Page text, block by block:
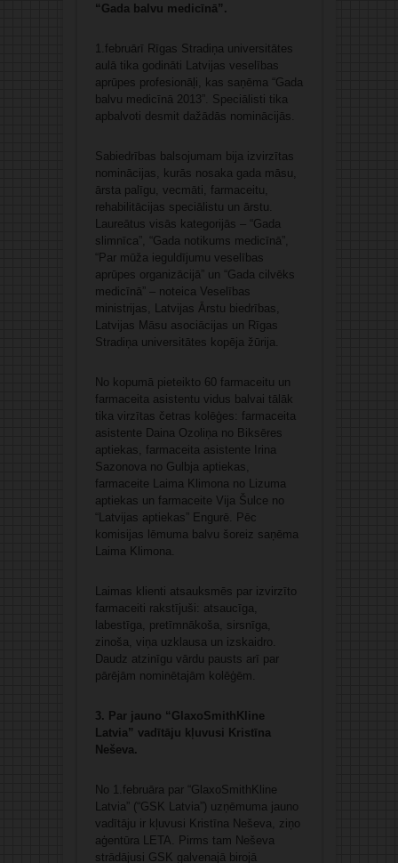
“Gada balvu medicīnā”.
1.februārī Rīgas Stradiņa universitātes
aulā tika godināti Latvijas veselības
aprūpes profesionāļi, kas saņēma “Gada
balvu medicīnā 2013”. Speciālisti tika
apbalvoti desmit dažādās nominācijās.
Sabiedrības balsojumam bija izvirzītas
nominācijas, kurās nosaka gada māsu,
ārsta palīgu, vecmāti, farmaceitu,
rehabilitācijas speciālistu un ārstu.
Laureātus visās kategorijās – “Gada
slimnīca”, “Gada notikums medicīnā”,
“Par mūža ieguldījumu veselības
aprūpes organizācijā” un “Gada cilvēks
medicīnā” – noteica Veselības
ministrijas, Latvijas Ārstu biedrības,
Latvijas Māsu asociācijas un Rīgas
Stradiņa universitātes kopēja žūrija.
No kopumā pieteikto 60 farmaceitu un
farmaceita asistentu vidus balvai tālāk
tika virzītas četras kolēģes: farmaceita
asistente Daina Ozoliņa no Biksēres
aptiekas, farmaceita asistente Irina
Sazonova no Gulbja aptiekas,
farmaceite Laima Klimona no Lizuma
aptiekas un farmaceite Vija Šulce no
“Latvijas aptiekas” Engurē. Pēc
komisijas lēmuma balvu šoreiz saņēma
Laima Klimona.
Laimas klienti atsauksmēs par izvirzīto
farmaceiti rakstījuši: atsaucīga,
labestīga, pretīmnākoša, sirsnīga,
zinoša, viņa uzklausa un izskaidro.
Daudz atzinīgu vārdu pausts arī par
pārējām nominētajām kolēģēm.
3. Par jauno “GlaxoSmithKline
Latvia” vadītāju kļuvusi Kristīna
Neševa.
No 1.februāra par “GlaxoSmithKline
Latvia” (“GSK Latvia”) uzņēmuma jauno
vadītāju ir kļuvusi Kristīna Neševa, ziņo
aģentūra LETA. Pirms tam Neševa
strādājusi GSK galvenajā birojā